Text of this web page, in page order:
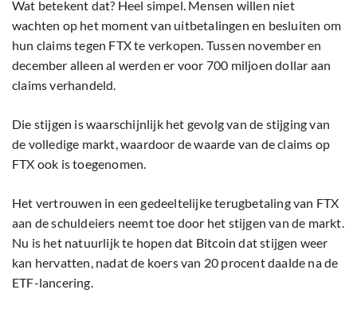
Wat betekent dat? Heel simpel. Mensen willen niet
wachten op het moment van uitbetalingen en besluiten om
hun claims tegen FTX te verkopen. Tussen november en
december alleen al werden er voor 700 miljoen dollar aan
claims verhandeld.
Die stijgen is waarschijnlijk het gevolg van de stijging van
de volledige markt, waardoor de waarde van de claims op
FTX ook is toegenomen.
Het vertrouwen in een gedeeltelijke terugbetaling van FTX
aan de schuldeiers neemt toe door het stijgen van de markt.
Nu is het natuurlijk te hopen dat Bitcoin dat stijgen weer
kan hervatten, nadat de koers van 20 procent daalde na de
ETF-lancering.